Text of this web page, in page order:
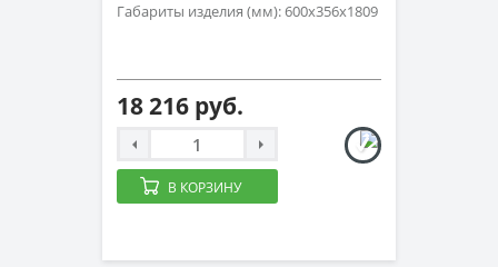
Габариты изделия (мм): 600х356х1809
18 216 руб.
В КОРЗИНУ